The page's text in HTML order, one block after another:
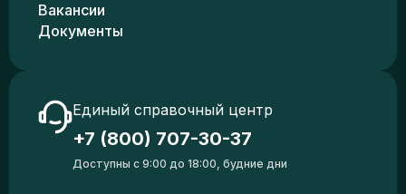
Вакансии
Документы
Единый справочный центр
+7 (800) 707-30-37
Доступны с 9:00 до 18:00, будние дни